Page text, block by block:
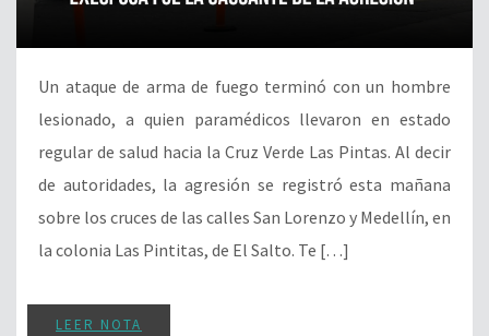
Un ataque de arma de fuego terminó con un hombre
lesionado, a quien paramédicos llevaron en estado
regular de salud hacia la Cruz Verde Las Pintas. Al decir
de autoridades, la agresión se registró esta mañana
sobre los cruces de las calles San Lorenzo y Medellín, en
la colonia Las Pintitas, de El Salto. Te […]
LEER NOTA